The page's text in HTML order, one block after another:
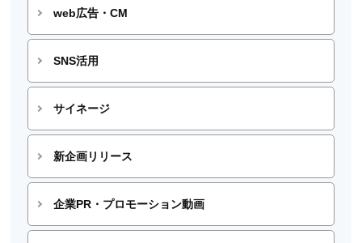
web広告・CM
SNS活用
サイネージ
新企画リリース
企業PR・プロモーション動画